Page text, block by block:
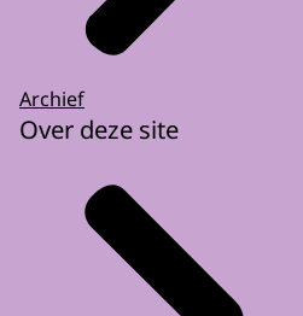
Archief
Over deze site